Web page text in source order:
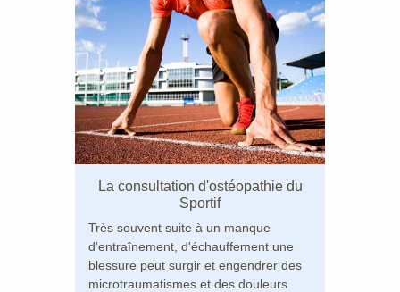
La consultation d'ostéopathie du
Sportif
Très souvent suite à un manque
d'entraînement, d'échauffement une
blessure peut surgir et engendrer des
microtraumatismes et des douleurs